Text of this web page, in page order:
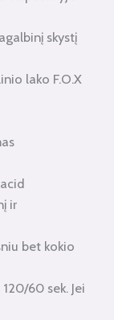
skystį
lako F.O.X
ir
bet kokio
60 sek. Jei